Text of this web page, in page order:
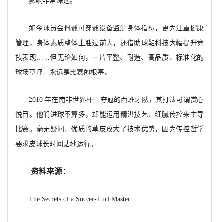
如今球员会佩戴可穿戴设备监测身体指标，更为注重健康
管理，身体素质整体上胜过前人，还借助球鞋科技大幅提升竞
技表现……但无论如何，一片平整、耐造、高品质、标准化的
球场草坪，永远是比赛的根基。
2010 年在南非世界杯上夺冠的西班牙队，其打法可谓赏心
悦目。他们进球不算多，却能运用精湛技艺、细腻传控来主导
比赛。毫无疑问，优质的草皮放大了技术优势，因为传控哲学
要求皮球长时间贴地运行。
资料来源：
The Secrets of a Soccer-Turf Master